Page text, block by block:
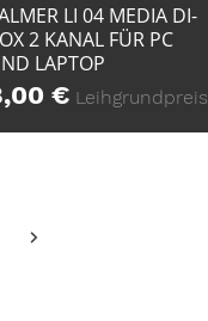
LI 04 MEDIA DI-
2 KANAL FÜR PC
LAPTOP
€ Leihgrundpreis
Vorwärts